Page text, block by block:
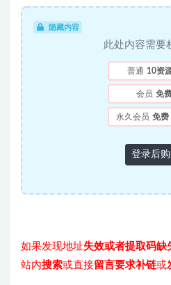
隐藏内容
此处内容需要
普通 10资
会员 免
永久会员 免费
登录后
如果发现地址失效或者提取码缺
站内搜索或直接留言要求补链或